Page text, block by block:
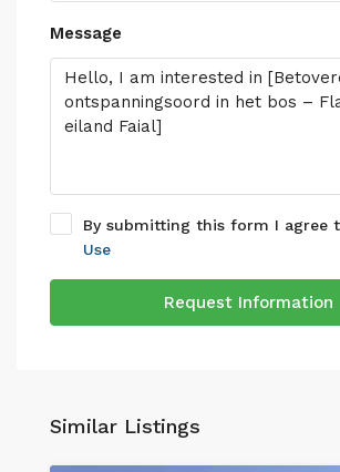
Message
By submitting this form I agree
Use
Request Information
Similar Listings